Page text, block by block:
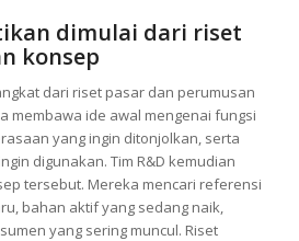
dimulai dari riset
konsep
dari riset pasar dan perumusan
membawa ide awal mengenai fungsi
yang ingin ditonjolkan, serta
digunakan. Tim R&D kemudian
tersebut. Mereka mencari referensi
bahan aktif yang sedang naik,
yang sering muncul. Riset